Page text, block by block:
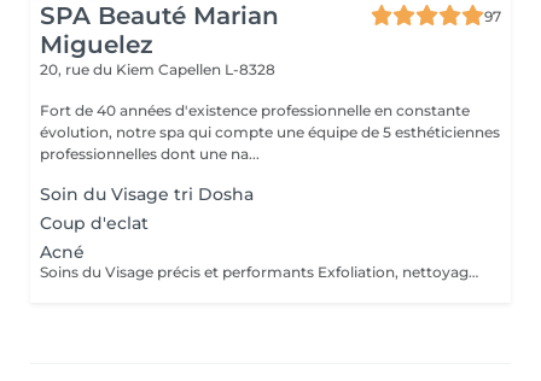
SPA Beauté Marian
Miguelez
97
20, rue du Kiem Capellen L-8328
Fort de 40 années d'existence professionnelle en constante
évolution, notre spa qui compte une équipe de 5 esthéticiennes
professionnelles dont une na...
Soin du Visage tri Dosha
Coup d'eclat
Acné
Soins du Visage précis et performants Exfoliation, nettoyage de peau profond, sérum personnalisé, masque ciblé, constituent les étapes clés des soins du visage PHYTOMER. Les produits utilisés pour les soins du visage en instituts et spas offrent une efficacité professionnelle avec des textures spécifiques et des concentrations optimisées en actifs marins.